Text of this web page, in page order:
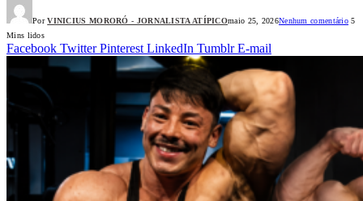
Por VINICIUS MORORÓ - JORNALISTA ATÍPICOmaio 25, 2026Nenhum comentário 5
Mins lidos
Facebook Twitter Pinterest LinkedIn Tumblr E-mail